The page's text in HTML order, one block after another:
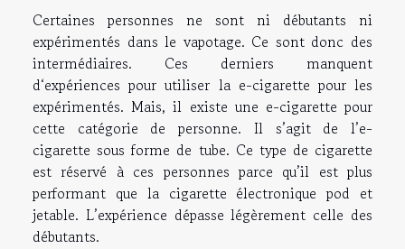
Certaines personnes ne sont ni débutants ni
expérimentés dans le vapotage. Ce sont donc des
intermédiaires. Ces derniers manquent
d‘expériences pour utiliser la e-cigarette pour les
expérimentés. Mais, il existe une e-cigarette pour
cette catégorie de personne. Il s’agit de l’e-
cigarette sous forme de tube. Ce type de cigarette
est réservé à ces personnes parce qu’il est plus
performant que la cigarette électronique pod et
jetable. L’expérience dépasse légèrement celle des
débutants.